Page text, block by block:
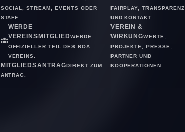
SOCIAL, STREAM, EVENTS ODER
STAFF.
WERDE
VEREINSMITGLIEDWERDE
OFFIZIELLER TEIL DES ROA
VEREINS.
MITGLIEDSANTRAGDIREKT ZUM
ANTRAG.
FAIRPLAY, TRANSPARENZ
UND KONTAKT.
VEREIN &
WIRKUNGWERTE,
PROJEKTE, PRESSE,
PARTNER UND
KOOPERATIONEN.